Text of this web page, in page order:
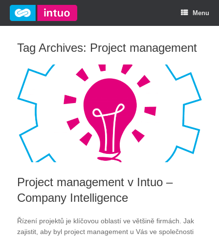
Menu
Tag Archives: Project management
Project management v Intuo –
Company Intelligence
Řízení projektů je klíčovou oblastí ve většině firmách. Jak
zajistit, aby byl project management u Vás ve společnosti